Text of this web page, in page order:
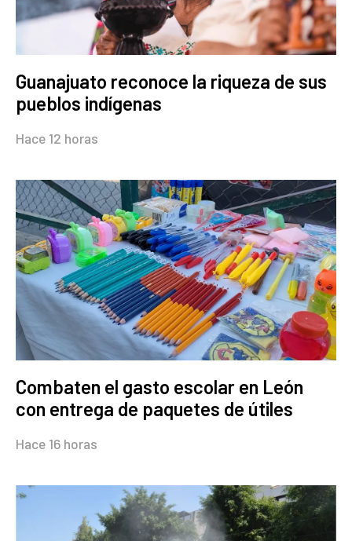
Guanajuato reconoce la riqueza de sus
pueblos indígenas
Hace 12 horas
Combaten el gasto escolar en León
con entrega de paquetes de útiles
Hace 16 horas